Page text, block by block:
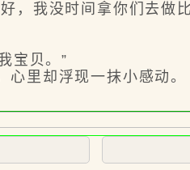
我没时间拿你们去做
宝贝。”
里却浮现一抹小感动。